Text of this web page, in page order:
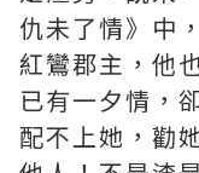
仇未了情》中
紅鸞郡主，他
已有一夕情，
配不上她，勸